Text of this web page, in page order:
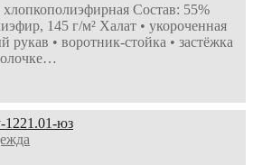
хлопкополиэфирная Состав: 55%
145 г/м² Халат • укороченная
рукав • воротник-стойка • застёжка